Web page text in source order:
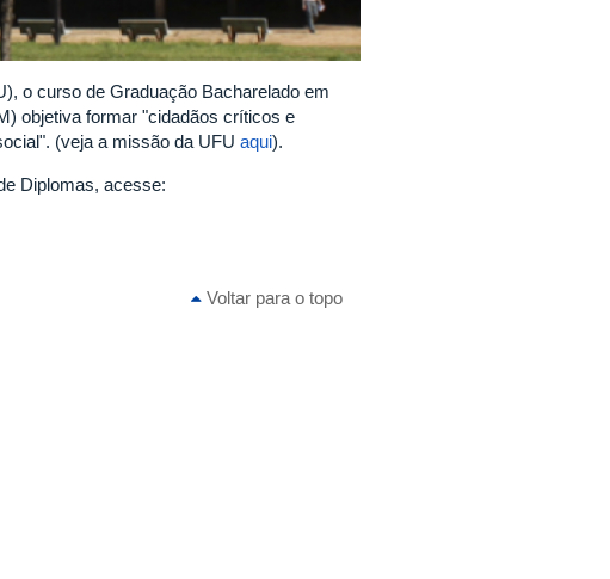
o curso de Graduação Bacharelado em
objetiva formar "cidadãos críticos e
(veja a missão da UFU aqui).
Diplomas, acesse:
Voltar para o topo